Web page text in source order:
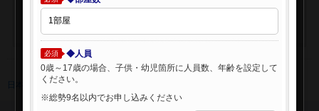
日本旅行 トップ>
必須
◆人員
0歳～17歳の場合、子供・幼児箇所に人員数、年齢を設定して
ください。
※総勢9名以内でお申し込みください